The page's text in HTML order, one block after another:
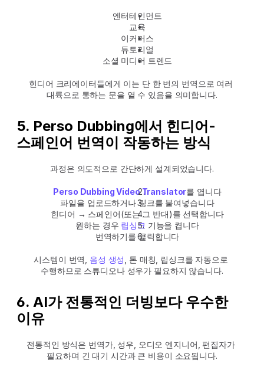
엔터테인먼트
교육
이커머스
튜토리얼
소셜 미디어 트렌드
힌디어 크리에이터들에게 이는 단 한 번의 번역으로 여러
대륙으로 통하는 문을 열 수 있음을 의미합니다.
5. Perso Dubbing에서 힌디어-
스페인어 번역이 작동하는 방식
과정은 의도적으로 간단하게 설계되었습니다.
Perso Dubbing Video Translator를 엽니다
파일을 업로드하거나 링크를 붙여넣습니다
힌디어 → 스페인어(또는 그 반대)를 선택합니다
원하는 경우 립싱크 기능을 켭니다
번역하기를 클릭합니다
시스템이 번역, 음성 생성
, 톤 매칭, 립싱크를 자동으로
수행하므로 스튜디오나 성우가 필요하지 않습니다.
6. AI가 전통적인 더빙보다 우수한
이유
전통적인 방식은 번역가, 성우, 오디오 엔지니어, 편집자가
필요하며 긴 대기 시간과 큰 비용이 소요됩니다.